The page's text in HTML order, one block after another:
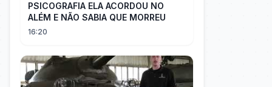
PSICOGRAFIA ELA ACORDOU NO
ALÉM E NÃO SABIA QUE MORREU
16:20